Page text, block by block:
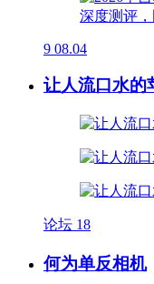
9 08.04
让人流口水的
论坛 18
何为单反相机